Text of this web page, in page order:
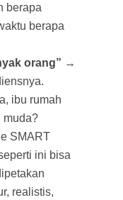
berapa
berapa
orang” →
ibu rumah
muda?
SMART
ini bisa
realistis,